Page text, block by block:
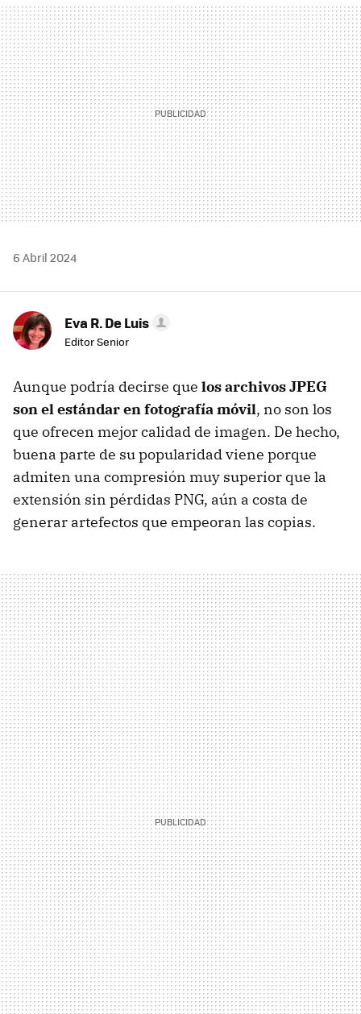
MAIL
6 Abril 2024
Eva R. De Luis
Editor Senior
Aunque podría decirse que los archivos JPEG
son el estándar en fotografía móvil, no son los
que ofrecen mejor calidad de imagen. De hecho,
buena parte de su popularidad viene porque
admiten una compresión muy superior que la
extensión sin pérdidas PNG, aún a costa de
generar artefectos que empeoran las copias.